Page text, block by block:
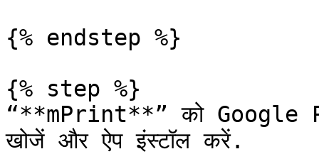
{% endstep %}
{% step %}
“**mPrint**” को Google
खोजें और ऐप इंस्टॉल करें.